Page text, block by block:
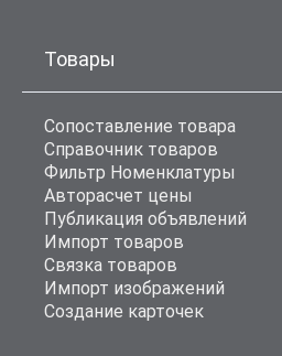
Товары
Сопоставление товара
Справочник товаров
Фильтр Номенклатуры
Авторасчет цены
Публикация объявлений
Импорт товаров
Связка товаров
Импорт изображений
Создание карточек